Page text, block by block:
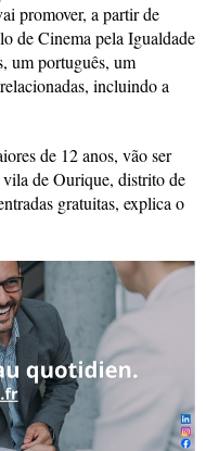
promover, a partir de
de Cinema pela Igualdade
um português, um
incluindo a
de 12 anos, vão ser
de Ourique, distrito de
gratuitas, explica o